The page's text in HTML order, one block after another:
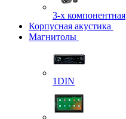
3-х компонентная
Корпусная акустика
Магнитолы
1DIN